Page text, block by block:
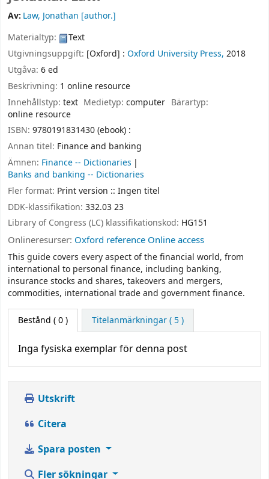
Av: Law, Jonathan [author.]
Materialtyp:
Text
Utgivningsuppgift: [Oxford] : Oxford University Press, 2018
Utgåva: 6 ed
Beskrivning: 1 online resource
Innehållstyp: text Medietyp:computer Bärartyp:
online resource
ISBN: 9780191831430 (ebook) :
Annan titel: Finance and banking
Ämnen: Finance -- Dictionaries
Banks and banking -- Dictionaries
Fler format: Print version :: Ingen titel
DDK-klassifikation: 332.03 23
Library of Congress (LC) klassifikationskod: HG151
Onlineresurser: Oxford reference Online access
This guide covers every aspect of the financial world, from
international to personal finance, including banking,
insurance stocks and shares, takeovers and mergers,
commodities, international trade and government finance.
Bestånd ( 0 ) Titelanmärkningar ( 5 )
Inga fysiska exemplar för denna post
Utskrift
Citera
Spara posten
Fler sökningar